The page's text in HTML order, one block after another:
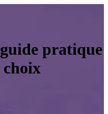
pratique